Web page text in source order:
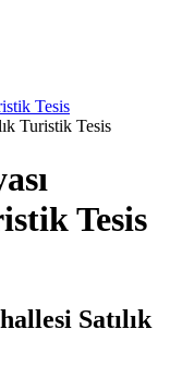
Tesis
Turistik Tesis
Tesis
Satılık